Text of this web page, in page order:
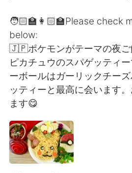
繁體中文
العربية Français
Deutsch 日本語
Indonesia
Türkçe
🧑🏻‍🏫👩🏻‍🏫Please check
below:
🇯🇵ポケモンがテーマの夜ご
ピカチュウのスパゲッティ
ーボールはガーリックチー
ッティーと最高に会います
ます😋